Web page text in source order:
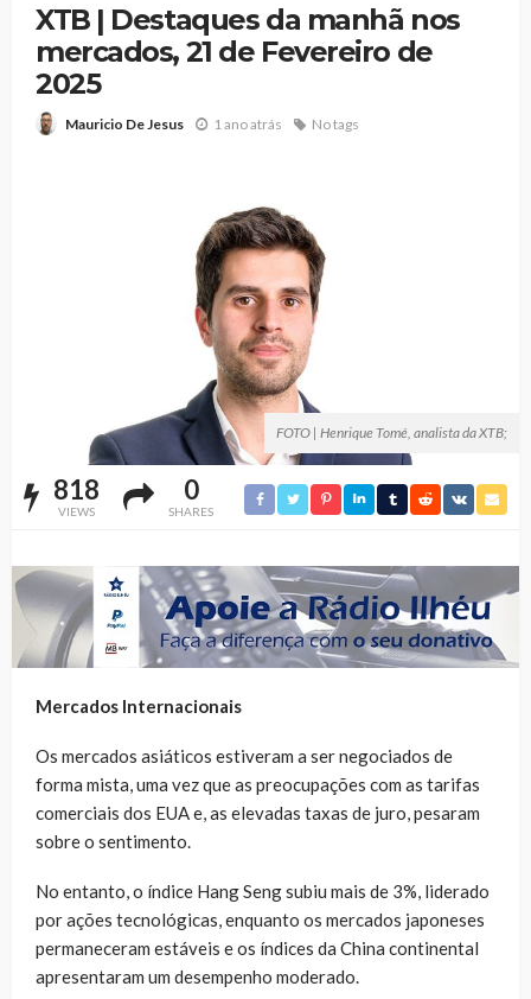
XTB | Destaques da manhã nos
mercados, 21 de Fevereiro de
2025
Mauricio De Jesus 1 ano atrás No tags
FOTO | Henrique Tomé, analista da XTB;
818
VIEWS
0
SHARES
Mercados Internacionais
Os mercados asiáticos estiveram a ser negociados de
forma mista, uma vez que as preocupações com as tarifas
comerciais dos EUA e, as elevadas taxas de juro, pesaram
sobre o sentimento.
No entanto, o índice Hang Seng subiu mais de 3%, liderado
por ações tecnológicas, enquanto os mercados japoneses
permaneceram estáveis e os índices da China continental
apresentaram um desempenho moderado.